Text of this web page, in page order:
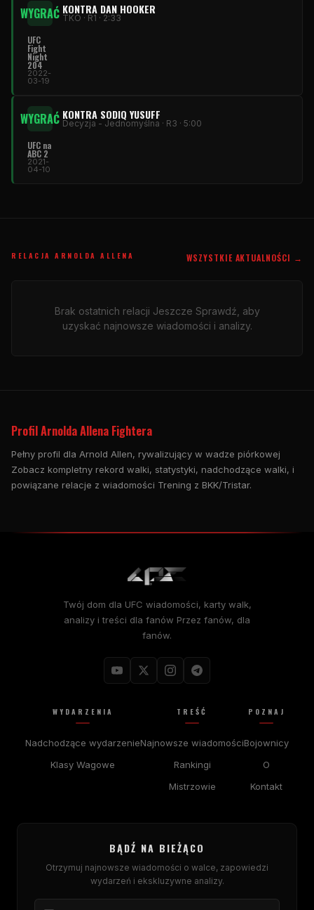
WYGRAĆ KONTRA DAN HOOKER
TKO · R1 · 2:33
UFC
Fight
Night
204
2022-
03-19
WYGRAĆ KONTRA SODIQ YUSUFF
Decyzja - Jednomyślna · R3 · 5:00
UFC na
ABC 2
2021-
04-10
RELACJA ARNOLDA ALLENA WSZYSTKIE AKTUALNOŚCI →
Brak ostatnich relacji Jeszcze Sprawdź, aby
uzyskać najnowsze wiadomości i analizy.
Profil Arnolda Allena Fightera
Pełny profil dla Arnold Allen, rywalizujący w wadze piórkowej
Zobacz kompletny rekord walki, statystyki, nadchodzące walki, i
powiązane relacje z wiadomości Trening z BKK/Tristar.
Twój dom dla UFC wiadomości, karty walk,
analizy i treści dla fanów Przez fanów, dla
fanów.
WYDARZENIA
Nadchodzące wydarzenie
Klasy Wagowe
TREŚĆ
Najnowsze wiadomości
Rankingi
Mistrzowie
POZNAJ
Bojownicy
O
Kontakt
BĄDŹ NA BIEŻĄCO
Otrzymuj najnowsze wiadomości o walce, zapowiedzi
wydarzeń i ekskluzywne analizy.